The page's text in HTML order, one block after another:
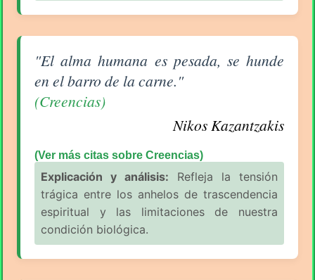
Aforismo sobre Creencias de Nikos Kazantzakis
"El alma humana es pesada, se hunde
en el barro de la carne."
(Creencias)
Nikos Kazantzakis
(Ver más citas sobre Creencias)
Explicación y análisis: Refleja la tensión
trágica entre los anhelos de trascendencia
espiritual y las limitaciones de nuestra
condición biológica.